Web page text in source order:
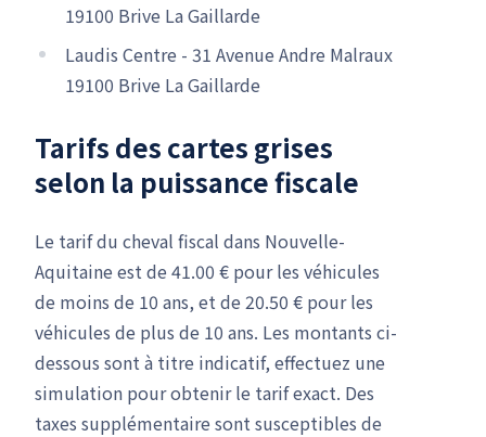
19100 Brive La Gaillarde
Laudis Centre - 31 Avenue Andre Malraux
19100 Brive La Gaillarde
Tarifs des cartes grises
selon la puissance fiscale
Le tarif du cheval fiscal dans Nouvelle-
Aquitaine est de 41.00 € pour les véhicules
de moins de 10 ans, et de 20.50 € pour les
véhicules de plus de 10 ans. Les montants ci-
dessous sont à titre indicatif, effectuez une
simulation pour obtenir le tarif exact. Des
taxes supplémentaire sont susceptibles de